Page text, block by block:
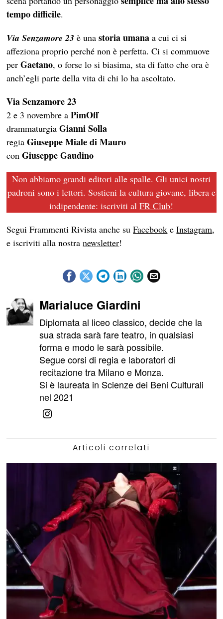
tempo difficile.
Via Senzamore 23 è una storia umana a cui ci si
affeziona proprio perché non è perfetta. Ci si commuove
perGaetano, o forse lo si biasima, sta di fatto che ora è
anch’egli parte della vita di chi lo ha ascoltato.
Via Senzamore 23
2 e 3 novembre aPimOff
drammaturgiaGianni Solla
regiaGiuseppe Miale di Mauro
conGiuseppe Gaudino
Non abbiamo grandi editori alle spalle. Gli unici nostri
padroni sono i lettori. Sostieni la cultura giovane, libera e
indipendente: iscriviti alFR Club!
Segui Frammenti Rivista anche suFacebook eInstagram,
e iscriviti alla nostranewsletter!
Marialuce Giardini
Diplomata al liceo classico, decide che la
sua strada sarà fare teatro, in qualsiasi
forma e modo le sarà possibile.
Segue corsi di regia e laboratori di
recitazione tra Milano e Monza.
Si è laureata in Scienze dei Beni Culturali
nel 2021
Articoli correlati